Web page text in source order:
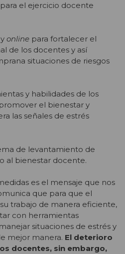
el ejercicio docente
online para fortalecer el
de los docentes y así
situaciones de riesgos
y habilidades de los
el bienestar y
las señales de estrés
de levantamiento de
al bienestar docente.
es el mensaje que nos
que para que el
trabajo de manera eficiente,
con herramientas
situaciones de estrés y
mejor manera. El deterioro
docentes, sin embargo,